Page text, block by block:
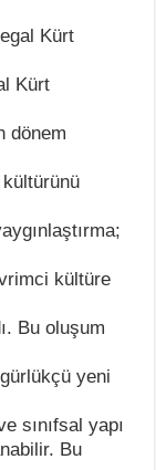
Kürt
Kürt
dönem
kültürünü
kültüre
Bu oluşum
yeni
sınıfsal yapı
Bu